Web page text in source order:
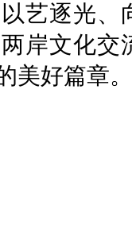
艺逐光
岸文化
美好篇章。